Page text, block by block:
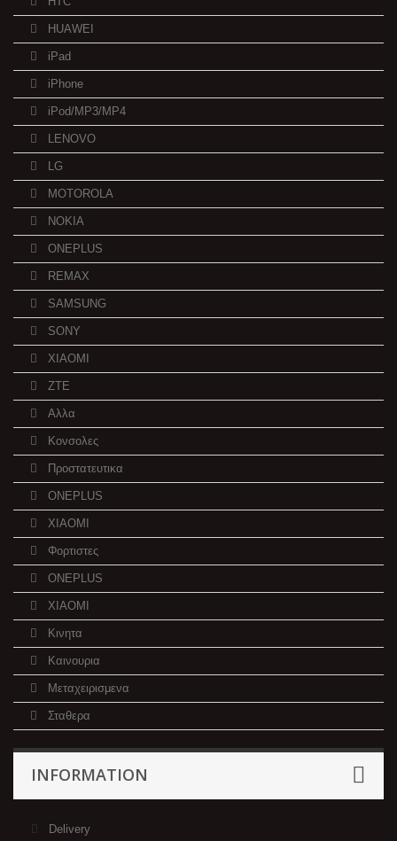
HUAWEI
iPad
iPhone
iPod/MP3/MP4
LENOVO
LG
MOTOROLA
NOKIA
ONEPLUS
REMAX
SAMSUNG
SONY
XIAOMI
ZTE
Αλλα
Κονσολες
Προστατευτικα
ONEPLUS
XIAOMI
Φορτιστες
ONEPLUS
XIAOMI
Κινητα
Καινουρια
Μεταχειρισμενα
Σταθερα
INFORMATION
Delivery